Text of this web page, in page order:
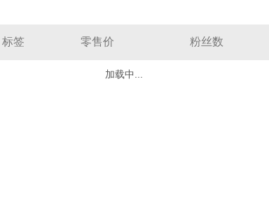
标签 零售价 粉丝数
加载中...